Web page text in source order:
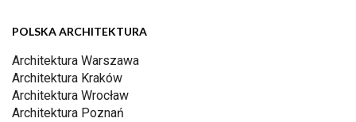
POLSKA ARCHITEKTURA
Architektura Warszawa
Architektura Kraków
Architektura Wrocław
Architektura Poznań